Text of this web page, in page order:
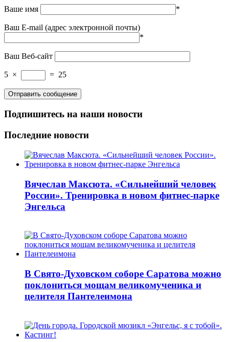
Ваше имя *
Ваш E-mail (адрес электронной почты)
*
Ваш Веб-сайт
5 × = 25
Подпишитесь на наши новости
Последние новости
Вячеслав Максюта. «Сильнейший человек
России». Тренировка в новом фитнес-парке
Энгельса
В Свято-Духовском соборе Саратова можно
поклониться мощам великомученика и
целителя Пантелеимона